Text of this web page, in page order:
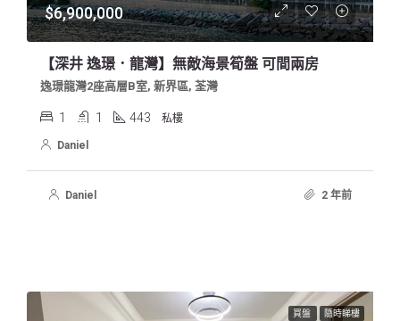
$6,900,000
【深井 逸璟．龍灣】無敵海景筍盤 可間兩房
逸璟龍灣2座高層B室, 新界區, 荃灣
1 1 443 私樓
Daniel
Daniel 2 年前
買盤 隨時睇樓